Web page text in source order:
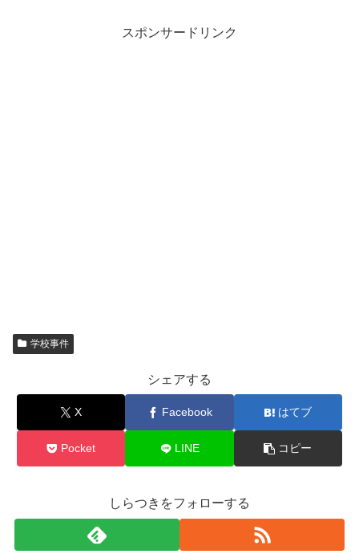
スポンサードリンク
学校事件
シェアする
X Facebook はてブ
Pocket LINE コピー
しらつきをフォローする